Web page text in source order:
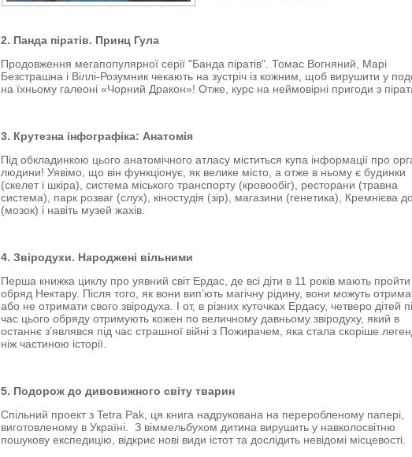
2. Панда піратів. Принц Гула
Продовження мегапопулярної серії "Банда піратів". Томас Вогняний, Марі
Безстрашна і Віллі-Розумник чекають на зустріч із кожним, щоб вирушити у
на їхньому галеоні «Чорний Дракон»! Отже, курс на неймовірні пригоди з
3. Крутезна інфографіка: Анатомія
Під обкладинкою цього анатомічного атласу міститься купа інформації про
людини! Уявімо, що він функціонує, як велике місто, а отже в ньому є будинки
(скелет і шкіра), система міського транспорту (кровообіг), ресторани (травна
система), парк розваг (слух), кіностудія (зір), магазини (генетика), Кремнієва
(мозок) і навіть музей жахів.
4. Звіродухи. Народжені вільними
Перша книжка циклу про уявний світ Ердас, де всі діти в 11 років мають пройти
обряд Нектару. Після того, як вони вип’ють магічну рідину, вони можуть
або не отримати свого звіродуха. І от, в різних куточках Ердасу, четверо дітей
час цього обряду отримують кожен по величному давньому звіродуху, який в
останнє з’являвся під час страшної війні з Пожирачем, яка стала скоріше
ніж частиною історії.
5. Подорож до дивовижного світу тварин
Спільний проект з Tetra Pak, ця книга надрукована на переробленому папері,
виготовленому в Україні. З віммельбухом дитина вирушить у навколосвітню
пошукову експедицію, відкриє нові види істот та дослідить невідомі місцевості.